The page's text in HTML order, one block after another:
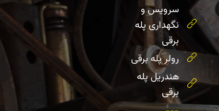
سرویس و
نگهداری پله
برقی
رولر پله برقی
هندریل پله
برقی